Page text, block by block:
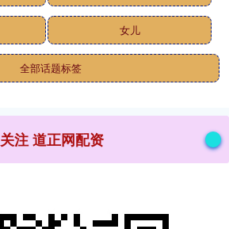
女儿
全部话题标签
关注 道正网配资